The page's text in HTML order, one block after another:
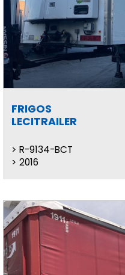
FRIGOS
LECITRAILER
R-9134-BCT
2016